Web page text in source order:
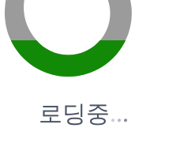
로딩중...